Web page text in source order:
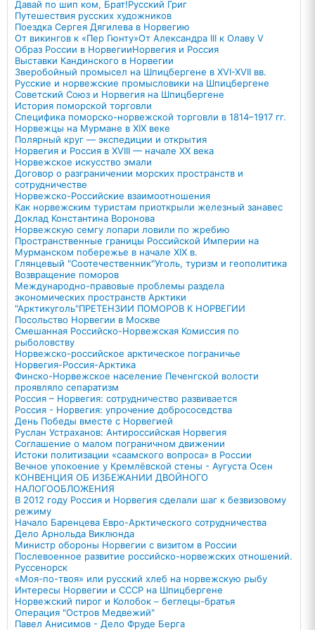
Давай по шип ком, Брат!Русский Григ
Путешествия русских художников
Поездка Сергея Дягилева в Норвегию
От викингов к «Пер Гюнту»От Александра III к Олаву V
Образ России в НорвегииНорвегия и Россия
Выставки Кандинского в Норвегии
Зверобойный промысел на Шпицбергене в XVI-XVII вв.
Русские и норвежские промысловики на Шпицбергене
Советский Союз и Норвегия на Шпицбергене
История поморской торговли
Специфика поморско-норвежской торговли в 1814–1917 гг.
Норвежцы на Мурмане в XIX веке
Полярный круг — экспедиции и открытия
Норвегия и Россия в XVIII — начале XX века
Норвежское искусство эмали
Договор о разграничении морских пространств и
сотрудничестве
Норвежско-Российские взаимоотношения
Как норвежским туристам приоткрыли железный занавес
Доклад Константина Воронова
Норвежскую семгу лопари ловили по жребию
Пространственные границы Российской Империи на
Мурманском побережье в начале XIX в.
Глянцевый "Соотечественник"Уголь, туризм и геополитика
Возвращение поморов
Международно-правовые проблемы раздела
экономических пространств Арктики
"Арктикуголь"ПРЕТЕНЗИИ ПОМОРОВ К НОРВЕГИИ
Посольство Норвегии в Москве
Смешанная Российско-Норвежская Комиссия по
рыболовству
Норвежско-российское арктическое пограничье
Норвегия-Россия-Арктика
Финско-Норвежское население Печенгской волости
проявляло сепаратизм
Россия – Норвегия: сотрудничество развивается
Россия - Норвегия: упрочение добрососедства
День Победы вместе с Норвегией
Руслан Устраханов: Антироссийская Норвегия
Соглашение о малом пограничном движении
Истоки политизации «саамского вопроса» в России
Вечное упокоение у Кремлёвской стены - Аугуста Осен
КОНВЕНЦИЯ ОБ ИЗБЕЖАНИИ ДВОЙНОГО
НАЛОГООБЛОЖЕНИЯ
В 2012 году Россия и Норвегия сделали шаг к безвизовому
режиму
Начало Баренцева Евро-Арктического сотрудничества
Дело Арнольда Виклюнда
Министр обороны Норвегии с визитом в России
Послевоенное развитие российско-норвежских отношений.
Руссенорск
«Моя-по-твоя» или русский хлеб на норвежскую рыбу
Интересы Норвегии и СССР на Шпицбергене
Норвежский пирог и Колобок – беглецы-братья
Операция "Остров Медвежий"
Павел Анисимов - Дело Фруде Берга